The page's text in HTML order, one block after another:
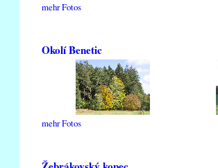
mehr Fotos
Okolí Benetic
mehr Fotos